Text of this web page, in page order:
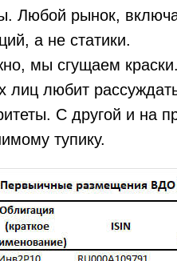
Любой рынок,
а не статики.
мы сгущаем
лиц любит
С другой и на
тупику.